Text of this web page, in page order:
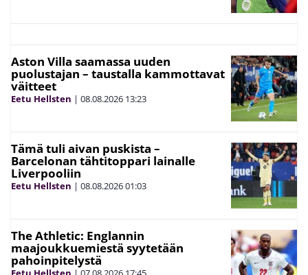
Aston Villa saamassa uuden
puolustajan – taustalla kammottavat
väitteet
Eetu Hellsten | 08.08.2026 13:23
Tämä tuli aivan puskista –
Barcelonan tähtitoppari lainalle
Liverpooliin
Eetu Hellsten | 08.08.202601:03
The Athletic: Englannin
maajoukkuemiestä syytetään
pahoinpitelystä